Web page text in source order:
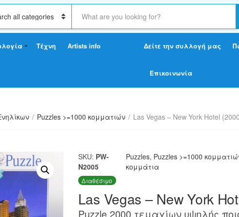
S
a
c
x
Τέχνη Artists info Δείτε την συλλογή μας
Επικοινωνία
/ Puzzles >=1000 κομματιών / Las Vegas – New York Hotel
SKU: PW-
N2005
Puzzles, Puzzles >=1000
κομμάτια
Διαθέσιμο
Las Vegas – New York
Puzzle 2000 τεμαχίων υψηλής